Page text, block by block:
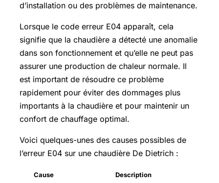
d’installation ou des problèmes de maintenance.
Lorsque le code erreur E04 apparaît, cela
signifie que la chaudière a détecté une anomalie
dans son fonctionnement et qu’elle ne peut pas
assurer une production de chaleur normale. Il
est important de résoudre ce problème
rapidement pour éviter des dommages plus
importants à la chaudière et pour maintenir un
confort de chauffage optimal.
Voici quelques-unes des causes possibles de
l’erreur E04 sur une chaudière De Dietrich :
Cause Description